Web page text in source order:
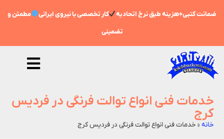
ضمانت کتبی+هزینه طبق نرخ اتحادیه کار تخصصی با نیروی ایرانی مطمئن و
تضمینی
خدمات فنی انواع توالت فرنگی در فردیس
کرج
خانه » خدمات فنی انواع توالت فرنگی در فردیس کرج